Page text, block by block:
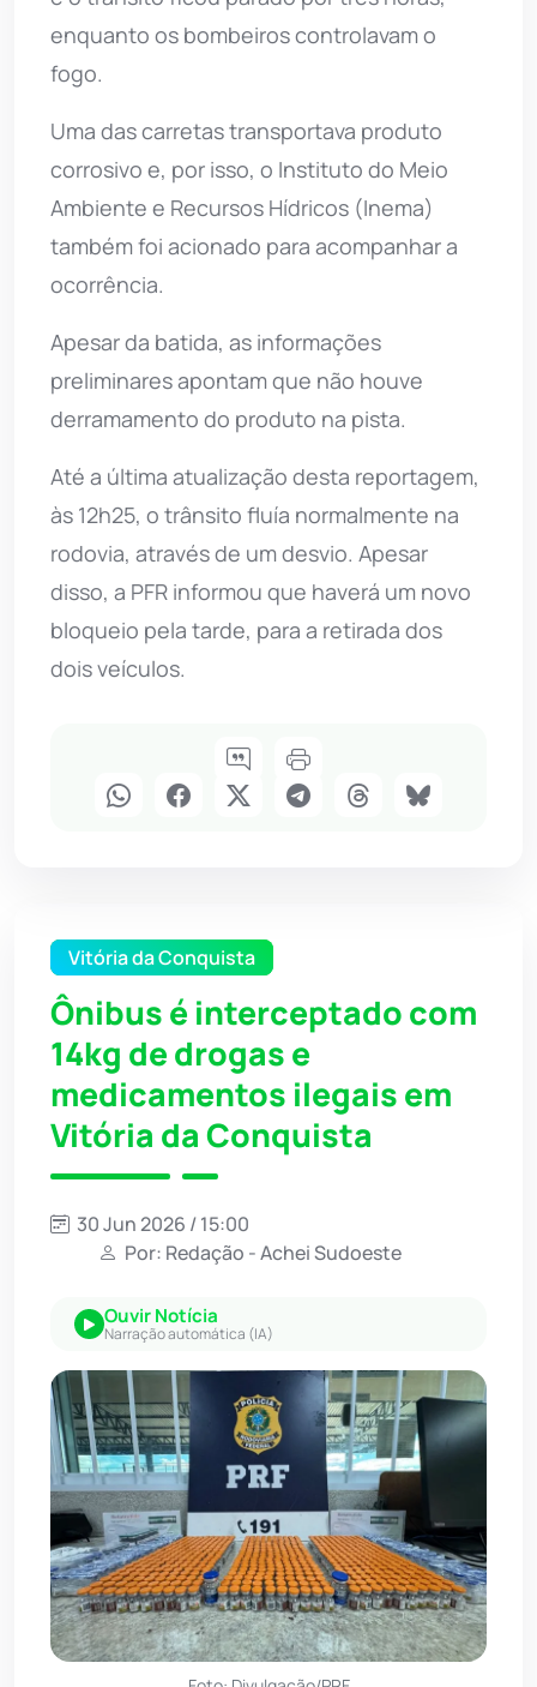
enquanto os bombeiros controlavam o
fogo.
Uma das carretas transportava produto
corrosivo e, por isso, o Instituto do Meio
Ambiente e Recursos Hídricos (Inema)
também foi acionado para acompanhar a
ocorrência.
Apesar da batida, as informações
preliminares apontam que não houve
derramamento do produto na pista.
Até a última atualização desta reportagem,
às 12h25, o trânsito fluía normalmente na
rodovia, através de um desvio. Apesar
disso, a PFR informou que haverá um novo
bloqueio pela tarde, para a retirada dos
dois veículos.
Vitória da Conquista
Ônibus é interceptado com
14kg de drogas e
medicamentos ilegais em
Vitória da Conquista
30 Jun 2026 / 15:00
Por: Redação - Achei Sudoeste
Ouvir Notícia
Narração automática (IA)